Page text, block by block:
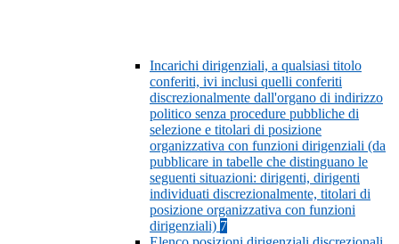
Incarichi dirigenziali, a qualsiasi titolo
conferiti, ivi inclusi quelli conferiti
discrezionalmente dall'organo di indirizzo
politico senza procedure pubbliche di
selezione e titolari di posizione
organizzativa con funzioni dirigenziali (da
pubblicare in tabelle che distinguano le
seguenti situazioni: dirigenti, dirigenti
individuati discrezionalmente, titolari di
posizione organizzativa con funzioni
dirigenziali) 7